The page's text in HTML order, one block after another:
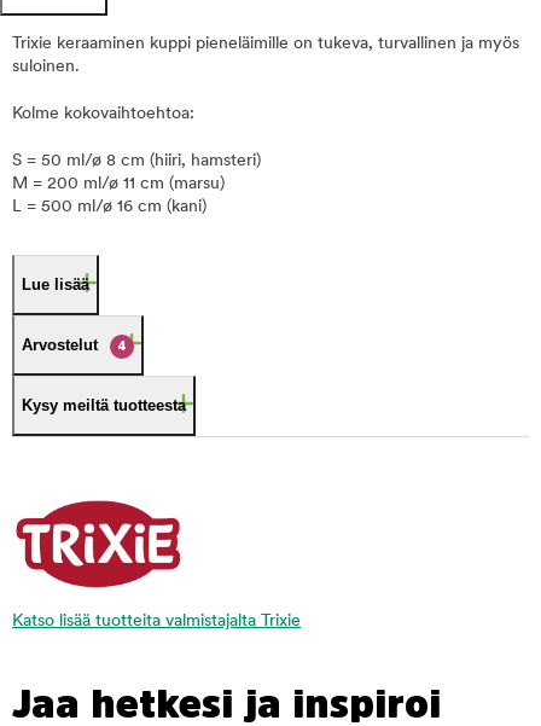
Trixie keraaminen kuppi pieneläimille on tukeva, turvallinen ja myös
suloinen.
Kolme kokovaihtoehtoa:
S = 50 ml/ø 8 cm (hiiri, hamsteri)
M = 200 ml/ø 11 cm (marsu)
L = 500 ml/ø 16 cm (kani)
Lue lisää
Arvostelut 4
Kysy meiltä tuotteesta
Katso lisää tuotteita valmistajalta Trixie
Jaa hetkesi ja inspiroi